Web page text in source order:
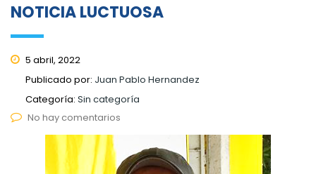
NOTICIA LUCTUOSA
5 abril, 2022
Publicado por: Juan Pablo Hernandez
Categoría: Sin categoría
No hay comentarios